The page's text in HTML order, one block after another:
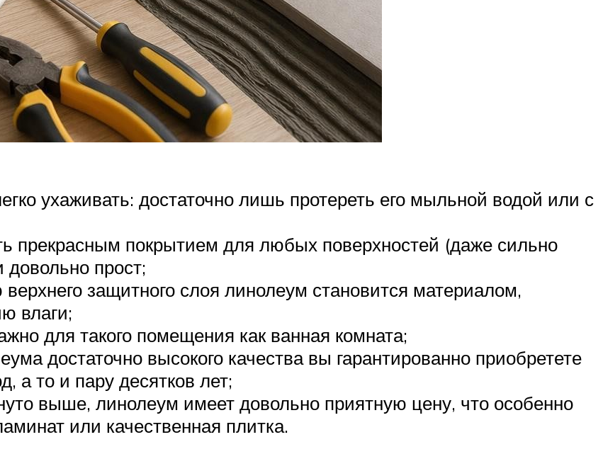
ухаживать: достаточно лишь протереть его мыльной водой или с
прекрасным покрытием для любых поверхностей (даже сильно
довольно прост;
защитного слоя линолеум становится материалом,
влаги;
для такого помещения как ванная комната;
достаточно высокого качества вы гарантированно приобретете
а то и пару десятков лет;
выше, линолеум имеет довольно приятную цену, что особенно
или качественная плитка.